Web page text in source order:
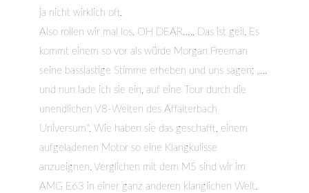
ja nicht wirklich oft.
Also rollen wir mal los. OH DEAR….. Das ist geil. Es
kommt einem so vor als würde Morgan Freeman
seine basslastige Stimme erheben und uns sagen: „…
und nun lade ich sie ein, auf eine Tour durch die
unendlichen V8-Welten des Affalterbach
Universum“. Wie haben sie das geschafft, einem
aufgeladenen Motor so eine Klangkulisse
anzueignen. Verglichen mit dem M5 sind wir im
AMG E63 in einer ganz anderen klanglichen Welt.